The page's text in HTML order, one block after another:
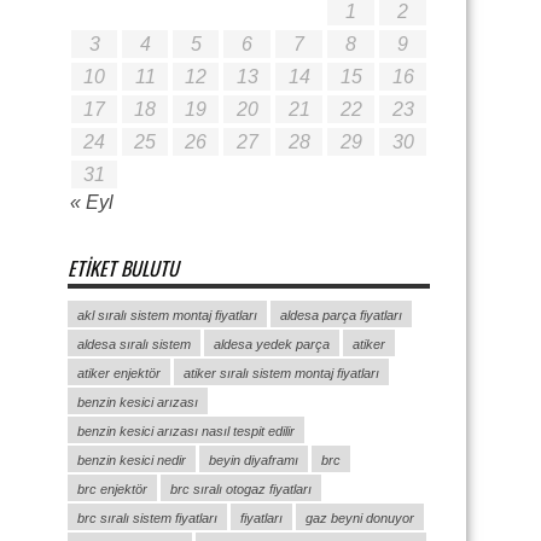
« Eyl
1
2
3
4 5 6 7 8
9
10
11 12 13 14 15
16
17
18 19 20 21 22
23
24
25 26 27 28 29
30
31
ETIKET BULUTU
akl sıralı sistem montaj fiyatları
aldesa parça fiyatları
aldesa sıralı sistem
aldesa yedek parça
atiker
atiker enjektör
atiker sıralı sistem montaj fiyatları
benzin kesici arızası
benzin kesici arızası nasıl tespit edilir
benzin kesici nedir
beyin diyaframı
brc
brc enjektör
brc sıralı otogaz fiyatları
brc sıralı sistem fiyatları
fiyatları
gaz beyni donuyor